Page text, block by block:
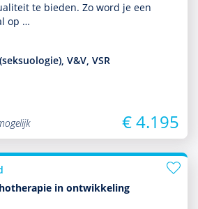
te bieden. Zo word je een
op …
V&V, VSR
€ 4.195
in ontwikkeling